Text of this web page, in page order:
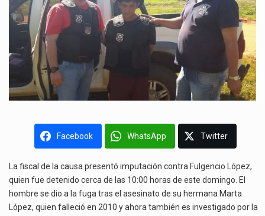
Facebook WhatsApp Twitter
La fiscal de la causa presentó imputación contra Fulgencio López,
quien fue detenido cerca de las 10:00 horas de este domingo. El
hombre se dio a la fuga tras el asesinato de su hermana Marta
López, quien falleció en 2010 y ahora también es investigado por la